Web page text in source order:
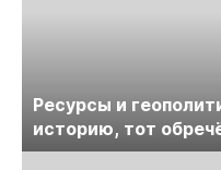
Ресурсы и
историю, тот